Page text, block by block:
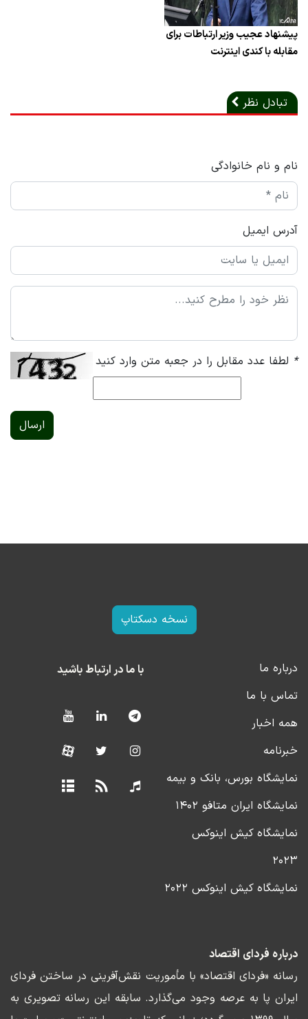
پیشنهاد عجیب وزیر ارتباطات برای
مقابله با کندی اینترنت
تبادل نظر
نام و نام خانوادگی
آدرس ایمیل
* لطفا عدد مقابل را در جعبه متن وارد کنید
ارسال
نسخه دسکتاپ
درباره ما
تماس با ما
همه اخبار
خبرنامه
نمایشگاه بورس، بانک و بیمه
نمایشگاه ایران متافو ۱۴۰۲
نمایشگاه کیش اینوکس
۲۰۲۳
نمایشگاه کیش اینوکس ۲۰۲۲
با ما در ارتباط باشید
درباره فردای اقتصاد
رسانه «فردای اقتصاد» با مأموریت نقش‌آفرینی در ساختن فردای
ایران پا به عرصه وجود می‌گذارد. سابقه این رسانه تصویری به